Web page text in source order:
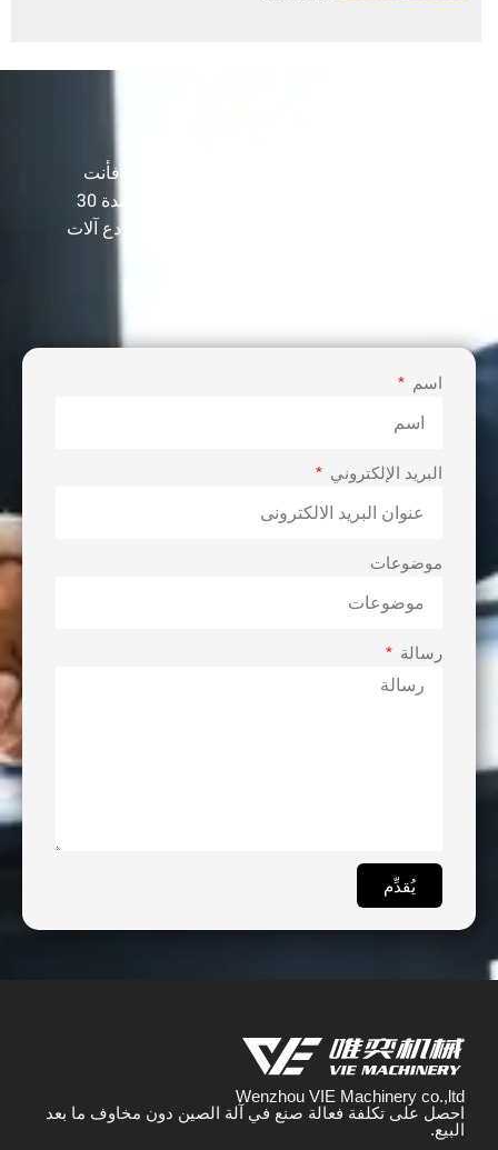
أنت بحاجة إلى أكثر من مجرد آلة جودة واحدة ، فأنت
بحاجة إلى مورد مخضرم كان في هذا المجال لمدة 30
عامًا لبناء خط الإنتاج الخاص بك وتنمية أرباحك. دع آلات
اسم
البريد الإلكتروني
موضوعات
رسالة
يُقدِّم
Wenzhou VIE Machinery co.,ltd
احصل على تكلفة فعالة صنع في آلة الصين دون مخاوف ما بعد
البيع.